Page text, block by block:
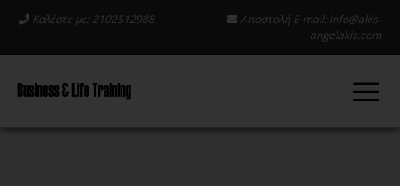
Καλέστε με: 2102512988 Αποστολή E-mail: info@akis-
angelakis.com